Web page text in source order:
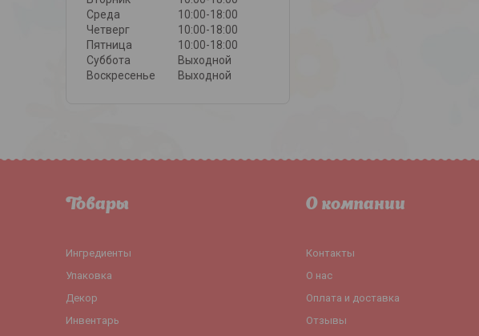
Среда
10:00-18:00
Четверг
10:00-18:00
Пятница
10:00-18:00
Суббота
Выходной
Воскресенье
Выходной
Товары
Ингредиенты
Упаковка
Декор
Инвентарь
О компании
Контакты
О нас
Оплата и доставка
Отзывы